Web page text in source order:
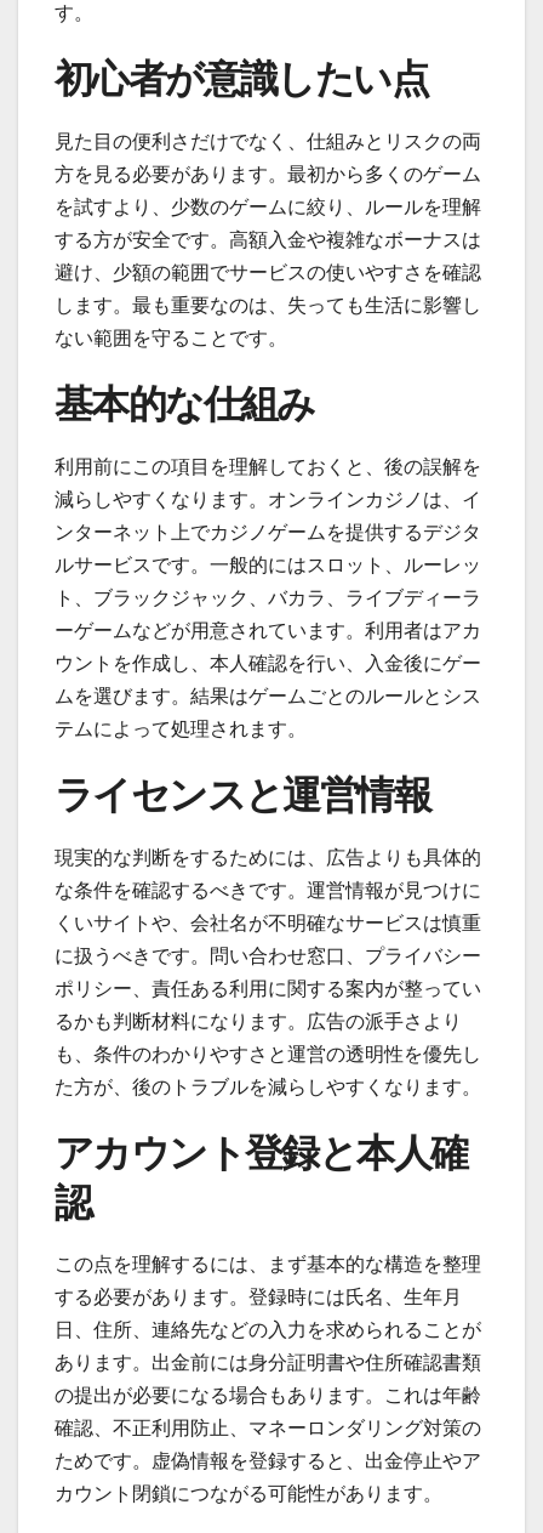
す。
初心者が意識したい点
見た目の便利さだけでなく、仕組みとリスクの両
方を見る必要があります。最初から多くのゲーム
を試すより、少数のゲームに絞り、ルールを理解
する方が安全です。高額入金や複雑なボーナスは
避け、少額の範囲でサービスの使いやすさを確認
します。最も重要なのは、失っても生活に影響し
ない範囲を守ることです。
基本的な仕組み
利用前にこの項目を理解しておくと、後の誤解を
減らしやすくなります。オンラインカジノは、イ
ンターネット上でカジノゲームを提供するデジタ
ルサービスです。一般的にはスロット、ルーレッ
ト、ブラックジャック、バカラ、ライブディーラ
ーゲームなどが用意されています。利用者はアカ
ウントを作成し、本人確認を行い、入金後にゲー
ムを選びます。結果はゲームごとのルールとシス
テムによって処理されます。
ライセンスと運営情報
現実的な判断をするためには、広告よりも具体的
な条件を確認するべきです。運営情報が見つけに
くいサイトや、会社名が不明確なサービスは慎重
に扱うべきです。問い合わせ窓口、プライバシー
ポリシー、責任ある利用に関する案内が整ってい
るかも判断材料になります。広告の派手さより
も、条件のわかりやすさと運営の透明性を優先し
た方が、後のトラブルを減らしやすくなります。
アカウント登録と本人確
認
この点を理解するには、まず基本的な構造を整理
する必要があります。登録時には氏名、生年月
日、住所、連絡先などの入力を求められることが
あります。出金前には身分証明書や住所確認書類
の提出が必要になる場合もあります。これは年齢
確認、不正利用防止、マネーロンダリング対策の
ためです。虚偽情報を登録すると、出金停止やア
カウント閉鎖につながる可能性があります。